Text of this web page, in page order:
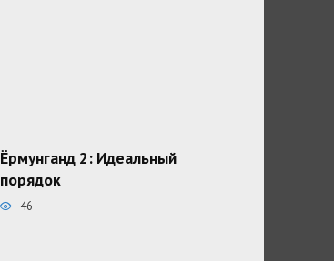
Ёрмунганд 2: Идеальный
порядок
46